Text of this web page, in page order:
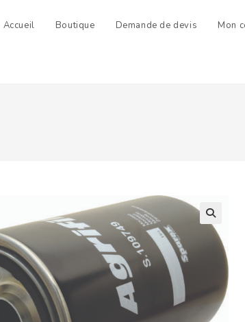
Accueil Boutique Demande de devis Mon